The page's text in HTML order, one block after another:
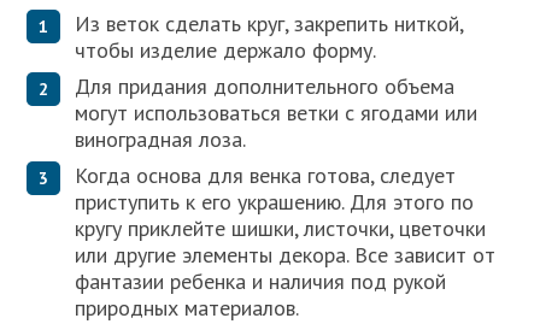
Из веток сделать круг, закрепить ниткой,
чтобы изделие держало форму.
Для придания дополнительного объема
могут использоваться ветки с ягодами или
виноградная лоза.
Когда основа для венка готова, следует
приступить к его украшению. Для этого по
кругу приклейте шишки, листочки, цветочки
или другие элементы декора. Все зависит от
фантазии ребенка и наличия под рукой
природных материалов.